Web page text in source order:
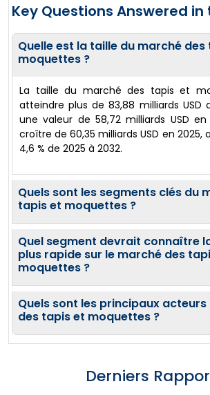
Key Questions Answered in
Quelle est la taille du marché des
moquettes ?
La taille du marché des tapis et
atteindre plus de 83,88 milliards USD
une valeur de 58,72 milliards USD
croître de 60,35 milliards USD en 2025,
4,6 % de 2025 à 2032.
Quels sont les segments clés du
tapis et moquettes ?
Quel segment devrait connaître
plus rapide sur le marché des
moquettes ?
Quels sont les principaux
des tapis et moquettes ?
Derniers